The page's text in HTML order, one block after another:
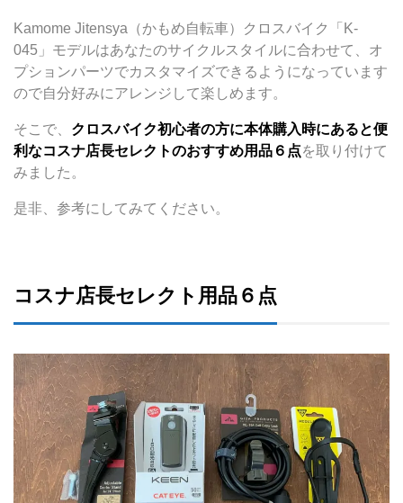
Kamome Jitensya（かもめ自転車）クロスバイク「K-
045」モデルはあなたのサイクルスタイルに合わせて、オ
プションパーツでカスタマイズできるようになっています
ので自分好みにアレンジして楽しめます。
そこで、 クロスバイク初心者の方に本体購入時にあると便
利なコスナ店長セレクトのおすすめ用品６点を取り付けて
みました。
是非、参考にしてみてください。
コスナ店長セレクト用品６点